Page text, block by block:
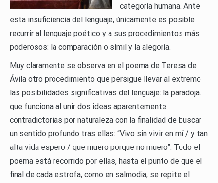
categoría humana. Ante
esta insuficiencia del lenguaje, únicamente es posible
recurrir al lenguaje poético y a sus procedimientos más
poderosos: la comparación o símil y la alegoría.
Muy claramente se observa en el poema de Teresa de
Ávila otro procedimiento que persigue llevar al extremo
las posibilidades significativas del lenguaje: la paradoja,
que funciona al unir dos ideas aparentemente
contradictorias por naturaleza con la finalidad de buscar
un sentido profundo tras ellas: “Vivo sin vivir en mí / y tan
alta vida espero / que muero porque no muero”. Todo el
poema está recorrido por ellas, hasta el punto de que el
final de cada estrofa, como en salmodia, se repite el